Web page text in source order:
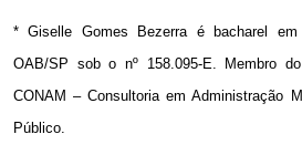
* Giselle Gomes Bezerra é bacharel
OAB/SP sob o nº 158.095-E. Membro
CONAM – Consultoria em Administração
Público.